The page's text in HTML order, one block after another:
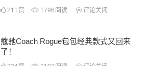
211 赞 1796 阅读 评论关闭
蔻驰Coach Rogue包包经典款式又回来
了！